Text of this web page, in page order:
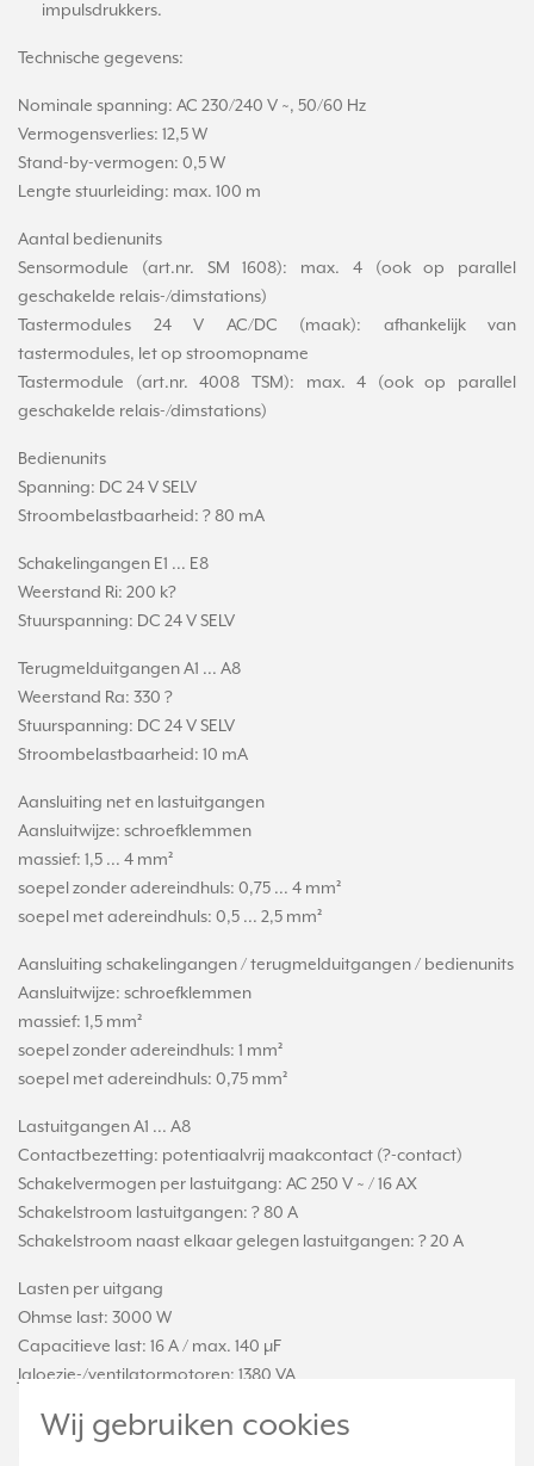
Wij gebruiken cookies
impulsdrukkers.
Technische gegevens:
Nominale spanning: AC 230/240 V ~, 50/60 Hz
Vermogensverlies: 12,5 W
Stand-by-vermogen: 0,5 W
Lengte stuurleiding: max. 100 m
Aantal bedienunits
Sensormodule (art.nr. SM 1608): max. 4 (ook op parallel
geschakelde relais-/dimstations)
Tastermodules 24 V AC/DC (maak): afhankelijk van
tastermodules, let op stroomopname
Tastermodule (art.nr. 4008 TSM): max. 4 (ook op parallel
geschakelde relais-/dimstations)
Bedienunits
Spanning: DC 24 V SELV
Stroombelastbaarheid: ? 80 mA
Schakelingangen E1 ... E8
Weerstand Ri: 200 k?
Stuurspanning: DC 24 V SELV
Terugmelduitgangen A1 ... A8
Weerstand Ra: 330 ?
Stuurspanning: DC 24 V SELV
Stroombelastbaarheid: 10 mA
Aansluiting net en lastuitgangen
Aansluitwijze: schroefklemmen
massief: 1,5 ... 4 mm²
soepel zonder adereindhuls: 0,75 ... 4 mm²
soepel met adereindhuls: 0,5 ... 2,5 mm²
Aansluiting schakelingangen / terugmelduitgangen / bedienunits
Aansluitwijze: schroefklemmen
massief: 1,5 mm²
soepel zonder adereindhuls: 1 mm²
soepel met adereindhuls: 0,75 mm²
Lastuitgangen A1 ... A8
Contactbezetting: potentiaalvrij maakcontact (?-contact)
Schakelvermogen per lastuitgang: AC 250 V ~ / 16 AX
Schakelstroom lastuitgangen: ? 80 A
Schakelstroom naast elkaar gelegen lastuitgangen: ? 20 A
Lasten per uitgang
Ohmse last: 3000 W
Capacitieve last: 16 A / max. 140 µF
Jaloezie-/ventilatormotoren: 1380 VA
Inschakelstroom: max. 800 A (200 µs)